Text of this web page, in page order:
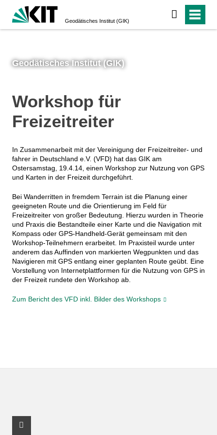
Geodätisches Institut (GIK)
Geodätisches Institut (GIK)
Workshop für
Freizeitreiter
In Zusammenarbeit mit der Vereinigung der Freizeitreiter- und
fahrer in Deutschland e.V. (VFD) hat das GIK am
Ostersamstag, 19.4.14, einen Workshop zur Nutzung von GPS
und Karten in der Freizeit durchgeführt.
Bei Wanderritten in fremdem Terrain ist die Planung einer
geeigneten Route und die Orientierung im Feld für
Freizeitreiter von großer Bedeutung. Hierzu wurden in Theorie
und Praxis die Bestandteile einer Karte und die Navigation mit
Kompass oder GPS-Handheld-Gerät gemeinsam mit den
Workshop-Teilnehmern erarbeitet. Im Praxisteil wurde unter
anderem das Auffinden von markierten Wegpunkten und das
Navigieren mit GPS entlang einer geplanten Route geübt. Eine
Vorstellung von Internetplattformen für die Nutzung von GPS in
der Freizeit rundete den Workshop ab.
Zum Bericht des VFD inkl. Bilder des Workshops